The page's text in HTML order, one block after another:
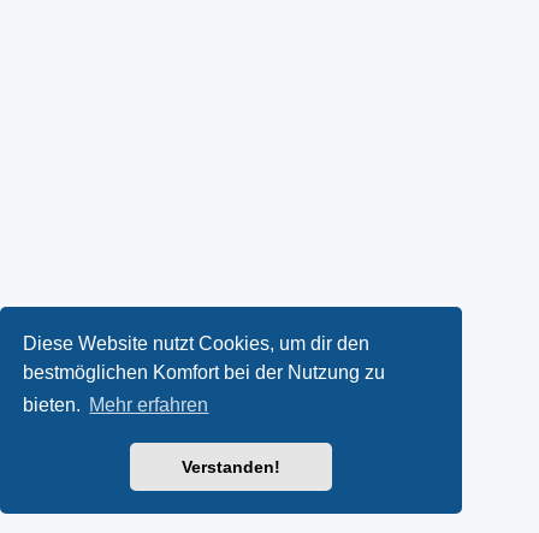
Diese Website nutzt Cookies, um dir den
bestmöglichen Komfort bei der Nutzung zu
bieten. Mehr erfahren
Verstanden!